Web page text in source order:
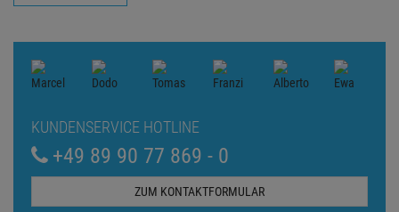
KUNDENSERVICE HOTLINE
+49 89 90 77 869 - 0
ZUM KONTAKTFORMULAR